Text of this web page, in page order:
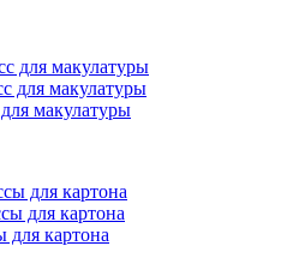
для макулатуры
для макулатуры
макулатуры
для картона
для картона
для картона